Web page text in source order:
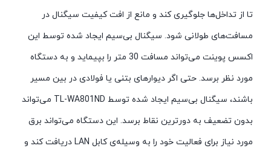
تا از تداخل‌ها جلوگیری کند و مانع از افت کیفیت سیگنال در
مسافت‌های طولانی شود. سیگنال بی‌سیم ایجاد شده توسط این
اکسس پوینت می‌تواند مسافت 30 متر را بپیماید و به دستگاه‌
مورد نظر برسد. حتی اگر دیوارهای بتنی یا فولادی در بین مسیر
باشند، سیگنال بی‌سیم ایجاد شده توسط TL-WA801ND می‌تواند
بدون تضعیف به دورترین نقاط برسد. این دستگاه می‌تواند برق
مورد نیاز برای فعالیت خود را به وسیله‌ی کابل LAN دریافت کند و